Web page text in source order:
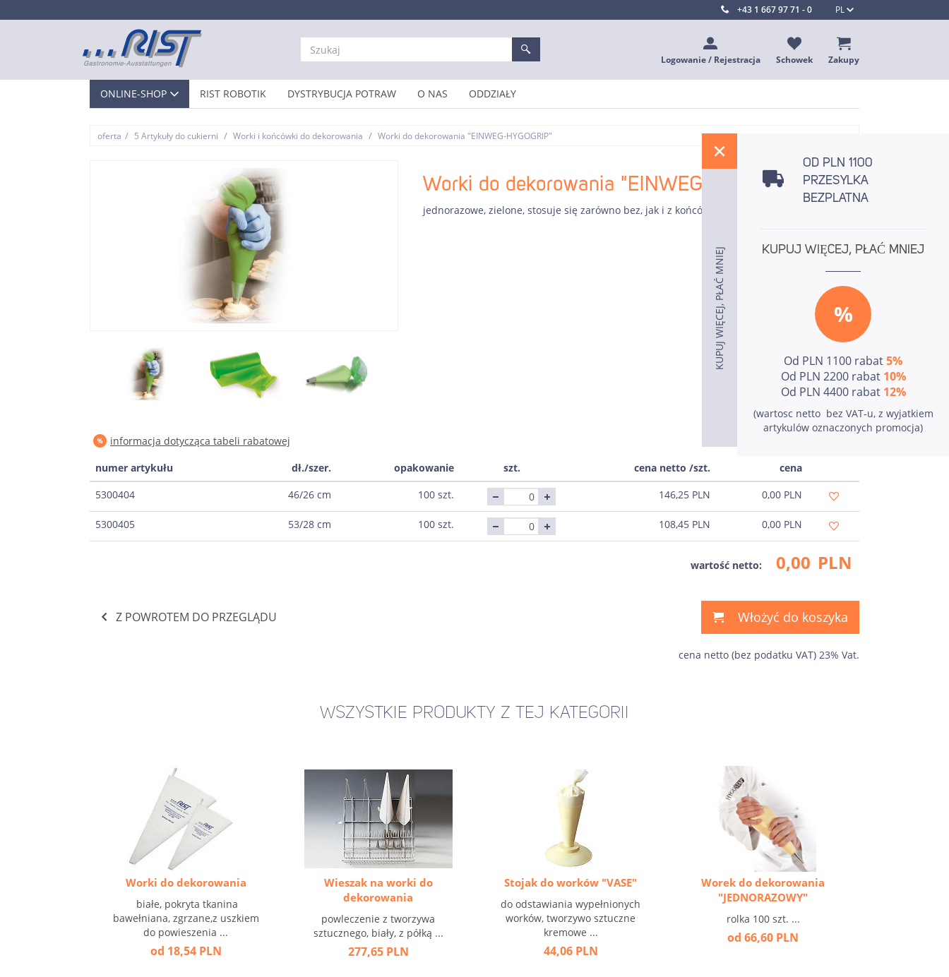
PL
+43 1 667 97 71 - 0
Logowanie / Rejestracja Schowek Zakupy
ONLINE-SHOP RIST ROBOTIK DYSTRYBUCJA POTRAW O NAS ODDZIAŁY
oferta / 5 Artykuły do cukierni / Worki i końcówki do dekorowania / Worki do dekorowania "EINWEG-HYGOGRIP"
Worki do dekorowania "EINWEG-HYGOGRIP"
jednorazowe, zielone, stosuje się zarówno bez, jak i z końcówką, gładkie wewnątrz
informacja dotycząca tabeli rabatowej
numer artykułu
dł./szer. opakowanie szt. cena netto /szt.
cena
5300404
46/26 cm 100 szt. 146,25 PLN 0,00 PLN
5300405 53/28 cm 100 szt. 108,45 PLN 0,00 PLN
wartość netto: 0,00 PLN
Włożyć do koszyka
cena netto (bez podatku VAT) 23% Vat.
Z POWROTEM DO PRZEGLĄDU
WSZYSTKIE PRODUKTY Z TEJ KATEGORII
Worki do dekorowania
białe, pokryta tkanina
bawełniana, zgrzane,z uszkiem
do powieszenia ...
od 18,54 PLN
Wieszak na worki do
dekorowania
powleczenie z tworzywa
sztucznego, biały, z półką ...
277,65 PLN
Stojak do worków "VASE"
do odstawiania wypełnionych
worków, tworzywo sztuczne
kremowe ...
44,06 PLN
Worek do dekorowania
"JEDNORAZOWY"
rolka 100 szt. ...
od 66,60 PLN
KUPUJ WIĘCEJ, PŁAĆ MNIEJ
OD PLN 1100
PRZESYLKA
BEZPLATNA
KUPUJ WIĘCEJ, PŁAĆ MNIEJ
%
Od PLN 1100 rabat5%
Od PLN 2200 rabat 10%
Od PLN 4400 rabat 12%
(wartosc netto  bez VAT-u, z wyjatkiem
artykulów oznaczonych promocja)